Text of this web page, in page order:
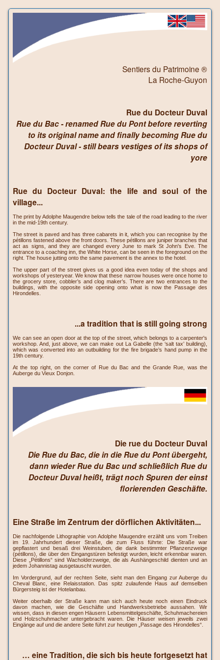
Sentiers du Patrimoine ®
La Roche-Guyon
Rue du Docteur Duval
Rue du Bac - renamed Rue du Pont before reverting
to its original name and finally becoming Rue du
Docteur Duval - still bears vestiges of its shops of
yore
Rue du Docteur Duval: the life and soul of the
village...
The print by Adolphe Maugendre below tells the tale of the road leading to the river
in the mid-19th century.
The street is paved and has three cabarets in it, which you can recognise by the
pétillons fastened above the front doors. These pétillons are juniper branches that
act as signs, and they are changed every June to mark St John's Eve. The
entrance to a coaching inn, the White Horse, can be seen in the foreground on the
right. The house jutting onto the same pavement is the annex to the hotel.
The upper part of the street gives us a good idea even today of the shops and
workshops of yesteryear. We know that these narrow houses were once home to
the grocery store, cobbler’s and clog maker’s. There are two entrances to the
buildings, with the opposite side opening onto what is now the Passage des
Hirondelles.
...a tradition that is still going strong
We can see an open door at the top of the street, which belongs to a carpenter's
workshop. And, just above, we can make out La Gabelle (the ‘salt tax’ building),
which was converted into an outbuilding for the fire brigade’s hand pump in the
19th century.
At the top right, on the corner of Rue du Bac and the Grande Rue, was the
Auberge du Vieux Donjon.
Die rue du Docteur Duval
Die Rue du Bac, die in die Rue du Pont übergeht,
dann wieder Rue du Bac und schließlich Rue du
Docteur Duval heißt, trägt noch Spuren der einst
florierenden Geschäfte.
Eine Straße im Zentrum der dörflichen Aktivitäten...
Die nachfolgende Lithographie von Adolphe Maugendre erzählt uns vom Treiben
im 19. Jahrhundert dieser Straße, die zum Fluss führte: Die Straße war
gepflastert und besaß drei Weinstuben, die dank bestimmter Pflanzenzweige
(pétillons), die über den Eingangstüren befestigt wurden, leicht erkennbar waren.
Diese „Pétillons“ sind Wacholderzweige, die als Aushängeschild dienten und an
jedem Johannistag ausgetauscht wurden.
Im Vordergrund, auf der rechten Seite, sieht man den Eingang zur Auberge du
Cheval Blanc, eine Relaisstation. Das spitz zulaufende Haus auf demselben
Bürgersteig ist der Hotelanbau.
Weiter oberhalb der Straße kann man sich auch heute noch einen Eindruck
davon machen, wie die Geschäfte und Handwerksbetriebe aussahen. Wir
wissen, dass in diesen engen Häusern Lebensmittelgeschäfte, Schuhmachereien
und Holzschuhmacher untergebracht waren. Die Häuser weisen jeweils zwei
Eingänge auf und die andere Seite führt zur heutigen „Passage des Hirondelles“.
… eine Tradition, die sich bis heute fortgesetzt hat